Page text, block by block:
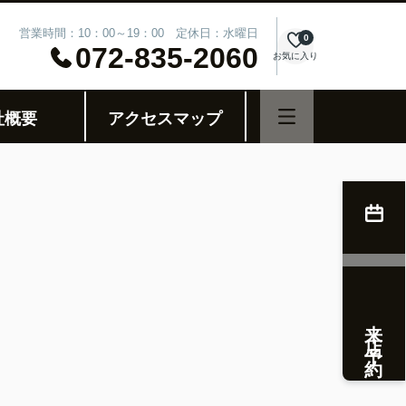
営業時間：10：00～19：00 定休日：水曜日
072-835-2060 お気に入り
0
概要 アクセスマップ
来店予約